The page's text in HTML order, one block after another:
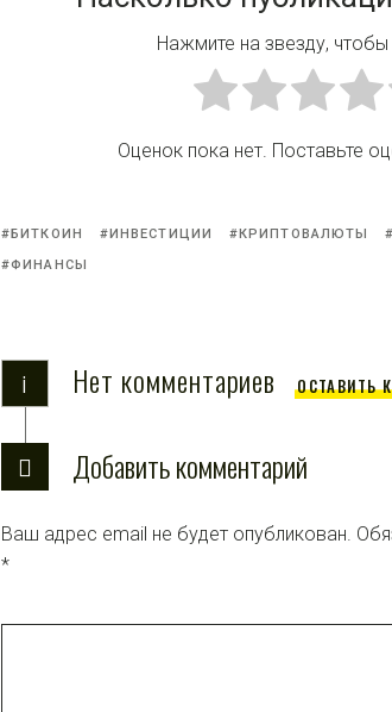
Нажмите на звезду, чтобы
Оценок пока нет. Поставьте
БИТКОИН ИНВЕСТИЦИИ КРИПТОВАЛЮТЫ
ФИНАНСЫ
i Нет комментариев ОСТАВИТЬ
Добавить комментарий
Ваш адрес email не будет опубликован.
*